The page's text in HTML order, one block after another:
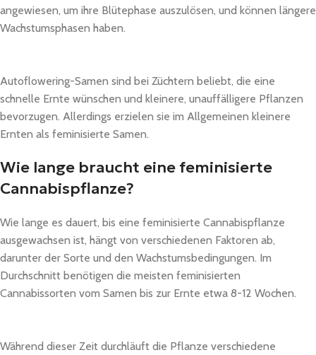
angewiesen, um ihre Blütephase auszulösen, und können längere
Wachstumsphasen haben.
Autoflowering-Samen sind bei Züchtern beliebt, die eine
schnelle Ernte wünschen und kleinere, unauffälligere Pflanzen
bevorzugen. Allerdings erzielen sie im Allgemeinen kleinere
Ernten als feminisierte Samen.
Wie lange braucht eine feminisierte
Cannabispflanze?
Wie lange es dauert, bis eine feminisierte Cannabispflanze
ausgewachsen ist, hängt von verschiedenen Faktoren ab,
darunter der Sorte und den Wachstumsbedingungen. Im
Durchschnitt benötigen die meisten feminisierten
Cannabissorten vom Samen bis zur Ernte etwa 8-12 Wochen.
Während dieser Zeit durchläuft die Pflanze verschiedene